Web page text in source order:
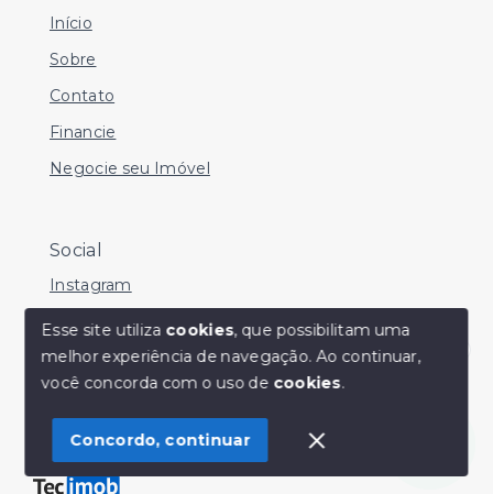
Olá! Estamos disponíveis para te ajudar.
Início
Sobre
Contato
Financie
Negocie seu Imóvel
Social
Instagram
Facebook
Youtube
© Copyright 2026 - Sérgio Silveira Imóveis - Todos os
direitos reservados
Esse site utiliza cookies, que possibilitam uma
melhor experiência de navegação.Ao continuar,
você concorda com o uso de cookies.
Concordo, continuar